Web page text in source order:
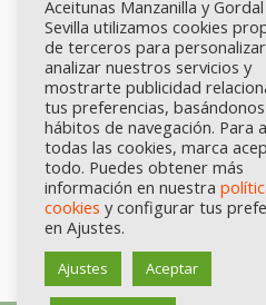
Calidad certificada por
Aceitunas Manzanilla y
Sevilla utilizamos cookies
de terceros para
analizar nuestros servicios y
mostrarte publicidad
tus preferencias,
hábitos de navegación. Para
todas las cookies, marca
todo. Puedes obtener más
información en nuestra
cookies y configurar tus
en Ajustes.
Ajustes Aceptar